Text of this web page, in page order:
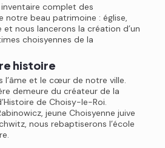
complet des
notre beau patrimoine : église,
nous lancerons la création d’un
choisyennes de la
histoire
l’âme et le cœur de notre ville.
demeure du créateur de la
de Choisy-le-Roi.
jeune Choisyenne juive
nous rebaptiserons l’école